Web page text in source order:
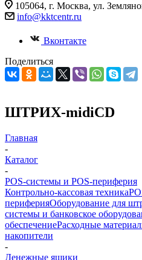
105064, г. Москва, ул.
info@kktcentr.ru
Вконтакте
Поделиться
ШТРИХ-midiCD
Главная
-
Каталог
-
POS-системы и POS-периферия
Контрольно-кассовая техника
периферияОборудование для
системы и банковское
обеспечениеРасходные
накопители
-
Денежные ящики